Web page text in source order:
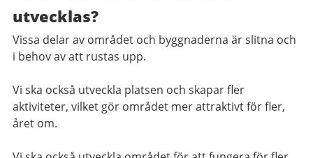
utvecklas?
Vissa delar av området och byggnaderna är slitna och
i behov av att rustas upp.
Vi ska också utveckla platsen och skapar fler
aktiviteter, vilket gör området mer attraktivt för fler,
året om.